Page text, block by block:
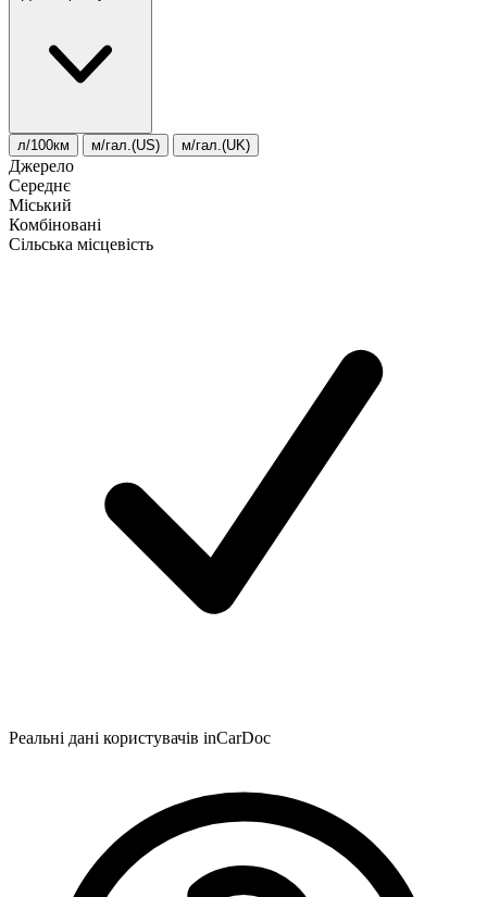
л/100км м/гал.(US) м/гал.(UK)
Джерело
Середнє
Міський
Комбіновані
Сільська місцевість
Реальні дані користувачів inCarDoc